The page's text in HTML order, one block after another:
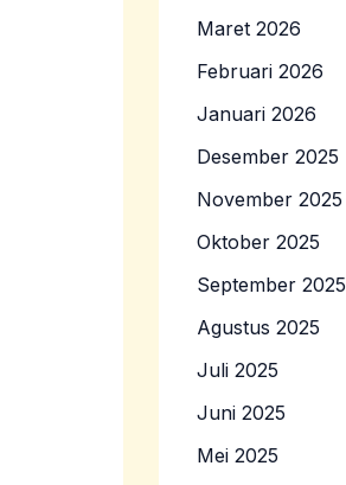
Maret 2026
Februari 2026
Januari 2026
Desember 2025
November 2025
Oktober 2025
September 2025
Agustus 2025
Juli 2025
Juni 2025
Mei 2025